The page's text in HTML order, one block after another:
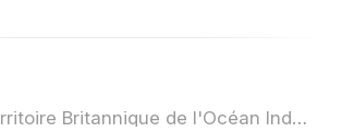
Centre de Territoire Britannique de l'Océan Indien